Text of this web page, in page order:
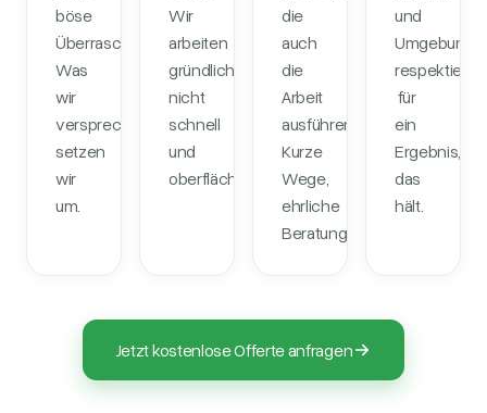
böse
Überraschungen.
Was
wir
versprechen,
setzen
wir
um.
Wir
arbeiten
gründlich,
nicht
schnell
und
oberflächlich.
die
auch
die
Arbeit
ausführen.
Kurze
Wege,
ehrliche
Beratung.
und
Umgebung
respektieren
für
ein
Ergebnis,
das
hält.
Jetzt kostenlose Offerte anfragen